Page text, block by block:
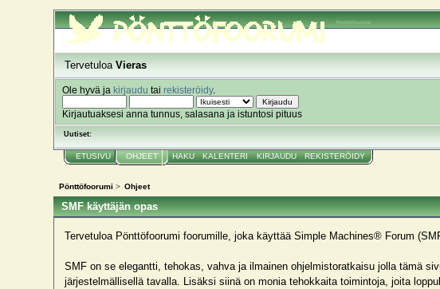
Pönttöfoorumi
TervetuloaVieras
Ole hyvä ja kirjaudu tai rekisteröidy.
Kirjautuaksesi anna tunnus, salasana ja istuntosi pituus
Uutiset:
ETUSIVU OHJEET HAKU KALENTERI KIRJAUDU REKISTERÖIDY
Pönttöfoorumi > Ohjeet
SMF käyttäjän opas
Tervetuloa Pönttöfoorumi foorumille, joka käyttää Simple Machines® Forum
SMF on se elegantti, tehokas, vahva ja ilmainen ohjelmistoratkaisu jolla tämä
järjestelmällisellä tavalla. Lisäksi siinä on monia tehokkaita toimintoja, joita